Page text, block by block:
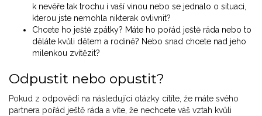
k nevěře tak trochu i vaší vinou nebo se jednalo o situaci,
kterou jste nemohla nikterak ovlivnit?
Chcete ho ještě zpátky? Máte ho pořád ještě ráda nebo to
děláte kvůli dětem a rodině? Nebo snad chcete nad jeho
milenkou zvítězit?
Odpustit nebo opustit?
Pokud z odpovědí na následující otázky cítíte, že máte svého
partnera pořád ještě ráda a víte, že nechcete váš vztah kvůli